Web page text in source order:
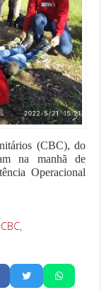
(CBC), do
na manhã de
Operacional
CBC